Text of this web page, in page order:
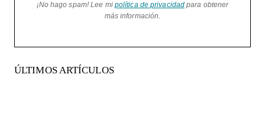
¡No hago spam! Lee mi política de privacidad para obtener
más información.
ÚLTIMOS ARTÍCULOS